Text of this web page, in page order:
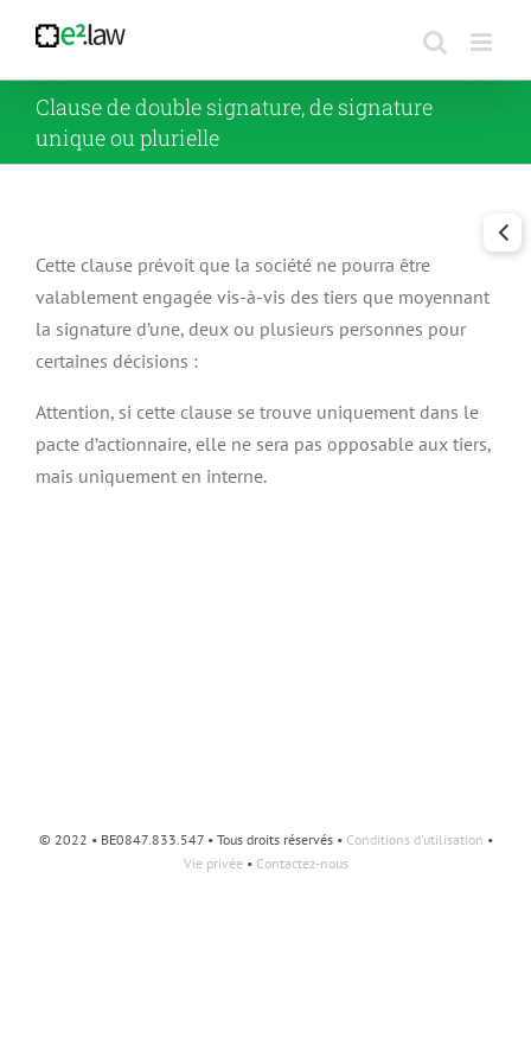
contenu
Clause de double signature, de signature
unique ou plurielle
Cette clause prévoit que la société ne pourra être
valablement engagée vis-à-vis des tiers que moyennant
la signature d’une, deux ou plusieurs personnes pour
certaines décisions :
Attention, si cette clause se trouve uniquement dans le
pacte d’actionnaire, elle ne sera pas opposable aux tiers,
mais uniquement en interne.
© 2022 • BE0847.833.547 • Tous droits réservés • Conditions d'utilisation •
Vie privée• Contactez-nous